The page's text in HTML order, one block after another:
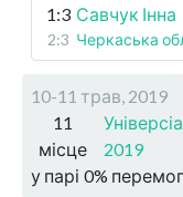
1:3 Савчук Інна
2:3 Черкаська
10-11 трав, 2019
11
місце
2019
у парі 0% перемог